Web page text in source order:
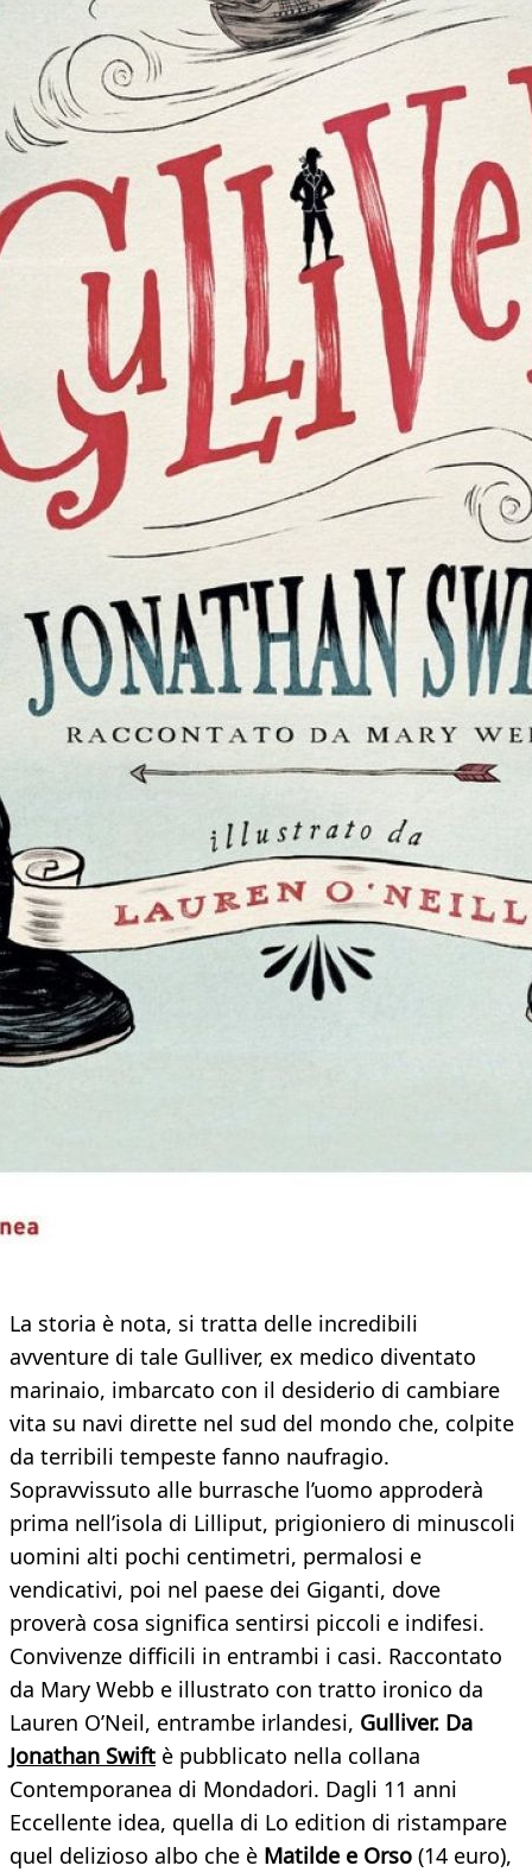
La storia è nota, si tratta delle incredibili
avventure di tale Gulliver, ex medico diventato
marinaio, imbarcato con il desiderio di cambiare
vita su navi dirette nel sud del mondo che, colpite
da terribili tempeste fanno naufragio.
Sopravvissuto alle burrasche l’uomo approderà
prima nell’isola di Lilliput, prigioniero di minuscoli
uomini alti pochi centimetri, permalosi e
vendicativi, poi nel paese dei Giganti, dove
proverà cosa significa sentirsi piccoli e indifesi.
Convivenze difficili in entrambi i casi. Raccontato
da Mary Webb e illustrato con tratto ironico da
Lauren O’Neil, entrambe irlandesi, Gulliver. Da
Jonathan Swift è pubblicato nella collana
Contemporanea di Mondadori. Dagli 11 anni
Eccellente idea, quella di Lo edition di ristampare
quel delizioso albo che è Matilde e Orso (14 euro),